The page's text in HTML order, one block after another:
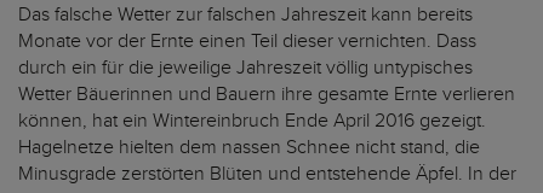
Das falsche Wetter zur falschen Jahreszeit kann bereits
Monate vor der Ernte einen Teil dieser vernichten. Dass
durch ein für die jeweilige Jahreszeit völlig untypisches
Wetter Bäuerinnen und Bauern ihre gesamte Ernte verlieren
können, hat ein Wintereinbruch Ende April 2016 gezeigt.
Hagelnetze hielten dem nassen Schnee nicht stand, die
Minusgrade zerstörten Blüten und entstehende Äpfel. In der